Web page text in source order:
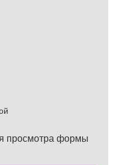
просмотра формы